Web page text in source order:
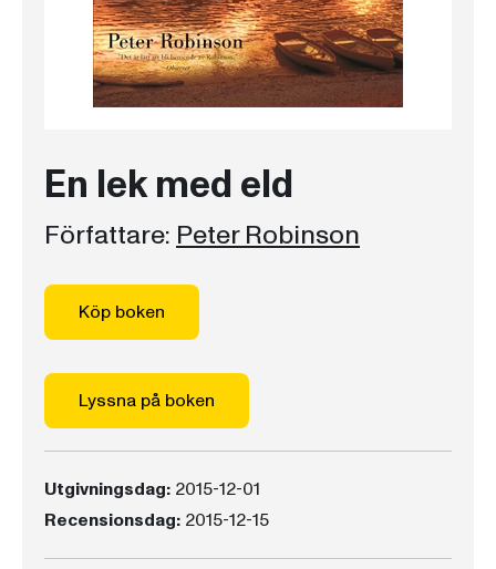
En lek med eld
Författare: Peter Robinson
Köp boken
Lyssna på boken
Utgivningsdag: 2015-12-01
Recensionsdag: 2015-12-15